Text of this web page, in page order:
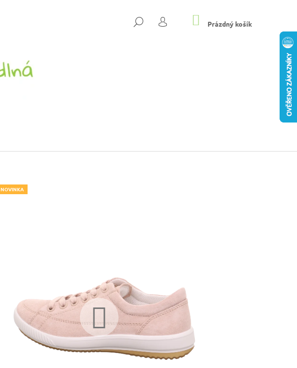
HLEDAT
PŘIHLÁŠENÍ
NÁKUPNÍ
KOŠÍK
Prázdný košík
NOVINKA
BIO LIFE LENA DÁMSKÉ PANTOFLE NA